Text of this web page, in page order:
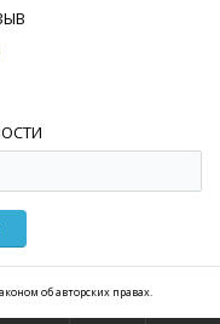
об авторских правах.